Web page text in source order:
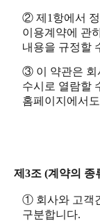
② 제1항에서
이용계약에 관
내용을 규정할
③ 이 약관은 회
수시로 열람할
홈페이지에서
제3조 (계약의 종
① 회사와 고객
구분합니다.